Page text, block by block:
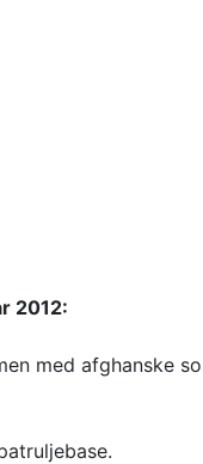
2012:
med afghanske